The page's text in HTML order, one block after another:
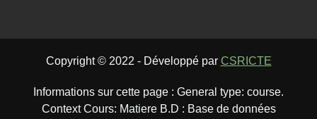
Copyright © 2022 - Développé par CSRICTE
Informations sur cette page : General type: course.
Context Cours: Matiere B.D : Base de données